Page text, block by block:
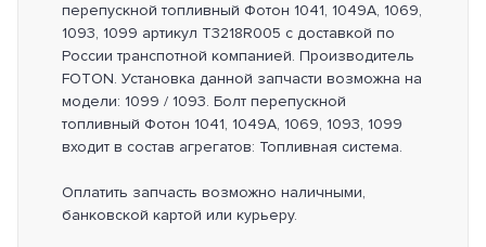
перепускной топливный Фотон 1041, 1049A, 1069,
1093, 1099 артикул T3218R005 с доставкой по
России транспотной компанией. Производитель
FOTON. Установка данной запчасти возможна на
модели: 1099 / 1093. Болт перепускной
топливный Фотон 1041, 1049A, 1069, 1093, 1099
входит в состав агрегатов: Топливная система.
Оплатить запчасть возможно наличными,
банковской картой или курьеру.